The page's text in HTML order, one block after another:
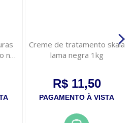
neo
Creme de tratamento skala
lama negra 1kg
R$ 11,50
PAGAMENTO À VISTA